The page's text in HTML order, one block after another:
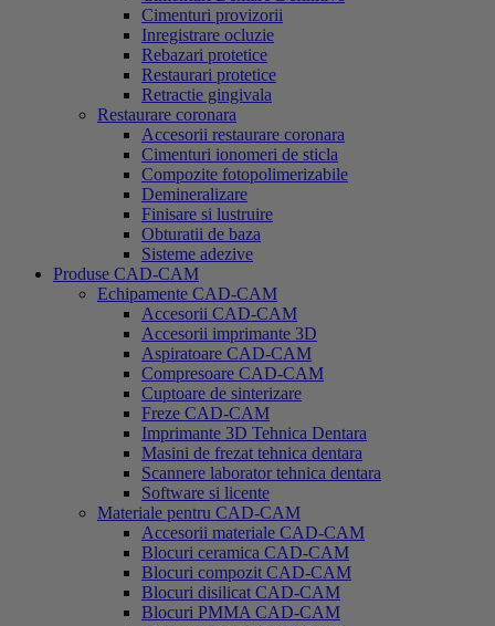
Cimenturi provizorii
Inregistrare ocluzie
Rebazari protetice
Restaurari protetice
Retractie gingivala
Restaurare coronara
Accesorii restaurare coronara
Cimenturi ionomeri de sticla
Compozite fotopolimerizabile
Demineralizare
Finisare si lustruire
Obturatii de baza
Sisteme adezive
Produse CAD-CAM
Echipamente CAD-CAM
Accesorii CAD-CAM
Accesorii imprimante 3D
Aspiratoare CAD-CAM
Compresoare CAD-CAM
Cuptoare de sinterizare
Freze CAD-CAM
Imprimante 3D Tehnica Dentara
Masini de frezat tehnica dentara
Scannere laborator tehnica dentara
Software si licente
Materiale pentru CAD-CAM
Accesorii materiale CAD-CAM
Blocuri ceramica CAD-CAM
Blocuri compozit CAD-CAM
Blocuri disilicat CAD-CAM
Blocuri PMMA CAD-CAM